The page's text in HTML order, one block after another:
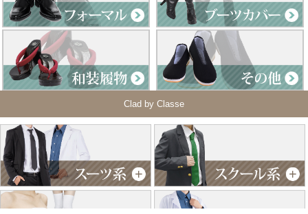
Clad by Classe